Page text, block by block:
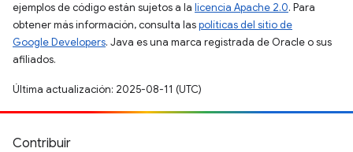
ejemplos de código están sujetos a la licencia Apache 2.0. Para
obtener más información, consulta laspolíticas del sitio de
Google Developers. Java es una marca registrada de Oracle o sus
afiliados.
Última actualización: 2025-08-11 (UTC)
Contribuir